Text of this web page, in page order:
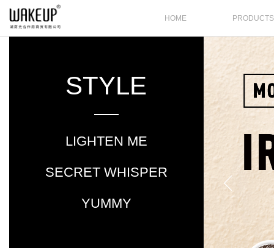
HOME PRODUCTS
STYLE
LIGHTEN ME
SECRET WHISPER
YUMMY